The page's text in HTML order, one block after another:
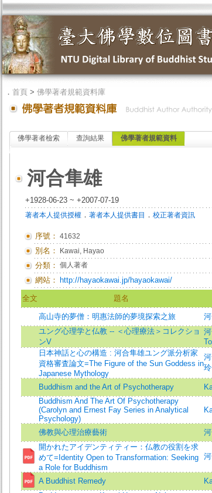
． 首頁> 佛學著者規範資料庫
佛學著者檢索 查詢結果 佛學著者規範資料
河合隼雄
+1928-06-23 ~ +2007-07-19
著者本人提供授權． 著者本人提供書目 ． 校正著者資訊
序號： 41632
別名： Kawai, Hayao
分類： 個人著者
網站： http://hayaokawai.jp/hayaokawai/
全文 題名
高山寺的夢僧：明惠法師的夢境探索之旅
ユング心理学と仏教 -- ＜心理療法＞コレクショ
ンV
日本神話と心の構造 : 河合隼雄ユング派分析家
資格審査論文=The Figure of the Sun Goddess in
Japanese Mythology
Buddhism and the Art of Psychotherapy
Buddhism And The Art Of Psychotherapy
(Carolyn and Ernest Fay Series in Analytical
Psychology)
佛教與心理治療藝術
開かれたアイデンティティー：仏教の役割を求
めて=Identity Open to Transformation: Seeking
a Role for Buddhism
A Buddhist Remedy